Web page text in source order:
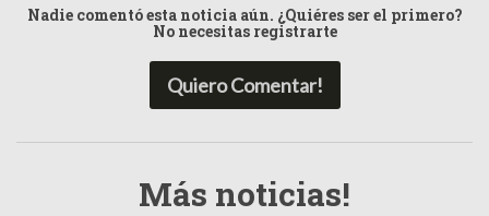
Nadie comentó esta noticia aún. ¿Quiéres ser el primero?
No necesitas registrarte
Quiero Comentar!
Más noticias!